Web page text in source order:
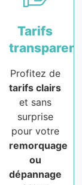
Tarifs
transparents
Profitez de
tarifs clairs
et sans
surprise
pour votre
remorquage
ou
dépannage